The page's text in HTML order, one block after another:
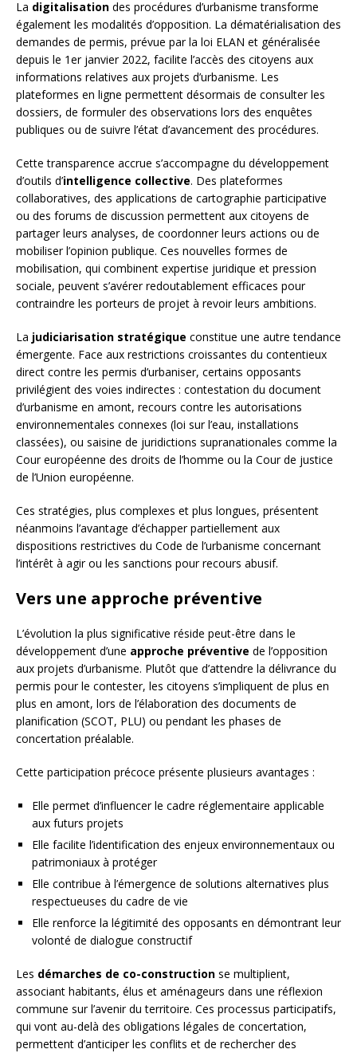
La digitalisation des procédures d’urbanisme transforme
également les modalités d’opposition. La dématérialisation des
demandes de permis, prévue par la loi ELAN et généralisée
depuis le 1er janvier 2022, facilite l’accès des citoyens aux
informations relatives aux projets d’urbanisme. Les
plateformes en ligne permettent désormais de consulter les
dossiers, de formuler des observations lors des enquêtes
publiques ou de suivre l’état d’avancement des procédures.
Cette transparence accrue s’accompagne du développement
d’outils d’intelligence collective. Des plateformes
collaboratives, des applications de cartographie participative
ou des forums de discussion permettent aux citoyens de
partager leurs analyses, de coordonner leurs actions ou de
mobiliser l’opinion publique. Ces nouvelles formes de
mobilisation, qui combinent expertise juridique et pression
sociale, peuvent s’avérer redoutablement efficaces pour
contraindre les porteurs de projet à revoir leurs ambitions.
La judiciarisation stratégique constitue une autre tendance
émergente. Face aux restrictions croissantes du contentieux
direct contre les permis d’urbaniser, certains opposants
privilégient des voies indirectes : contestation du document
d’urbanisme en amont, recours contre les autorisations
environnementales connexes (loi sur l’eau, installations
classées), ou saisine de juridictions supranationales comme la
Cour européenne des droits de l’homme ou la Cour de justice
de l’Union européenne.
Ces stratégies, plus complexes et plus longues, présentent
néanmoins l’avantage d’échapper partiellement aux
dispositions restrictives du Code de l’urbanisme concernant
l’intérêt à agir ou les sanctions pour recours abusif.
Vers une approche préventive
L’évolution la plus significative réside peut-être dans le
développement d’une approche préventive de l’opposition
aux projets d’urbanisme. Plutôt que d’attendre la délivrance du
permis pour le contester, les citoyens s’impliquent de plus en
plus en amont, lors de l’élaboration des documents de
planification (SCOT, PLU) ou pendant les phases de
concertation préalable.
Cette participation précoce présente plusieurs avantages :
Elle permet d’influencer le cadre réglementaire applicable
aux futurs projets
Elle facilite l’identification des enjeux environnementaux ou
patrimoniaux à protéger
Elle contribue à l’émergence de solutions alternatives plus
respectueuses du cadre de vie
Elle renforce la légitimité des opposants en démontrant leur
volonté de dialogue constructif
Les démarches de co-construction se multiplient,
associant habitants, élus et aménageurs dans une réflexion
commune sur l’avenir du territoire. Ces processus participatifs,
qui vont au-delà des obligations légales de concertation,
permettent d’anticiper les conflits et de rechercher des